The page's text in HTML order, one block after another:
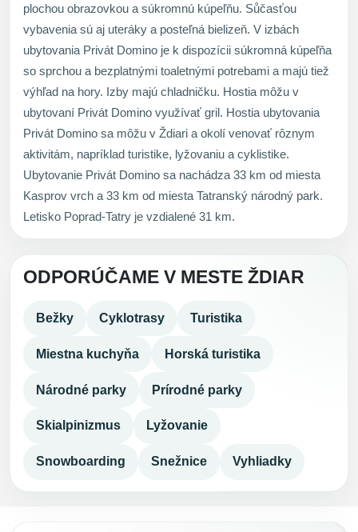
plochou obrazovkou a súkromnú kúpeľňu. Sůčasťou
vybavenia sú aj uteráky a posteľná bielizeň. V izbách
ubytovania Privát Domino je k dispozícii súkromná kúpeľňa
so sprchou a bezplatnými toaletnými potrebami a majú tiež
výhľad na hory. Izby majú chladničku. Hostia môžu v
ubytovaní Privát Domino využívať gril. Hostia ubytovania
Privát Domino sa môžu v Ždiari a okolí venovať rôznym
aktivitám, napríklad turistike, lyžovaniu a cyklistike.
Ubytovanie Privát Domino sa nachádza 33 km od miesta
Kasprov vrch a 33 km od miesta Tatranský národný park.
Letisko Poprad-Tatry je vzdialené 31 km.
ODPORÚČAME V MESTE ŽDIAR
Bežky Cyklotrasy Turistika
Miestna kuchyňa Horská turistika
Národné parky Prírodné parky
Skialpinizmus Lyžovanie
Snowboarding Snežnice Vyhliadky